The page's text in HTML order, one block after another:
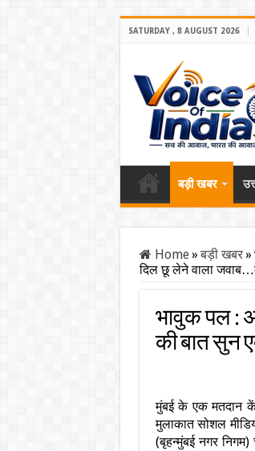
SATURDAY , 8 AUGUST 2026
बड़ी खबर
Home»बड़ी खबर»
दिल छू लेने वाला
भावुक पल :
की बात सुन
मुंबई के एक मतदान
मुलाकात सोशल
(बृहन्मुंबई नगर